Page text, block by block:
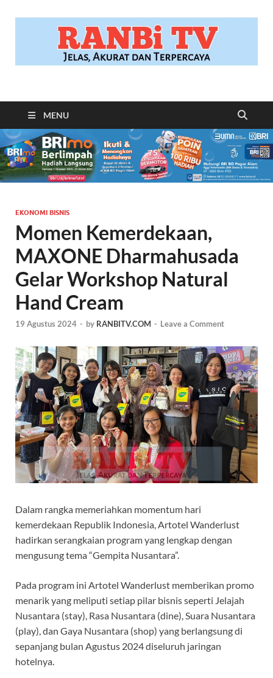
RANBITV.COM
MENU
EKONOMI BISNIS
Momen Kemerdekaan,
MAXONE Dharmahusada
Gelar Workshop Natural
Hand Cream
19 Agustus 2024 - by RANBITV.COM - Leave a Comment
Dalam rangka memeriahkan momentum hari
kemerdekaan Republik Indonesia, Artotel Wanderlust
hadirkan serangkaian program yang lengkap dengan
mengusung tema “Gempita Nusantara”.
Pada program ini Artotel Wanderlust memberikan promo
menarik yang meliputi setiap pilar bisnis seperti Jelajah
Nusantara (stay), Rasa Nusantara (dine), Suara Nusantara
(play), dan Gaya Nusantara (shop) yang berlangsung di
sepanjang bulan Agustus 2024 diseluruh jaringan
hotelnya.